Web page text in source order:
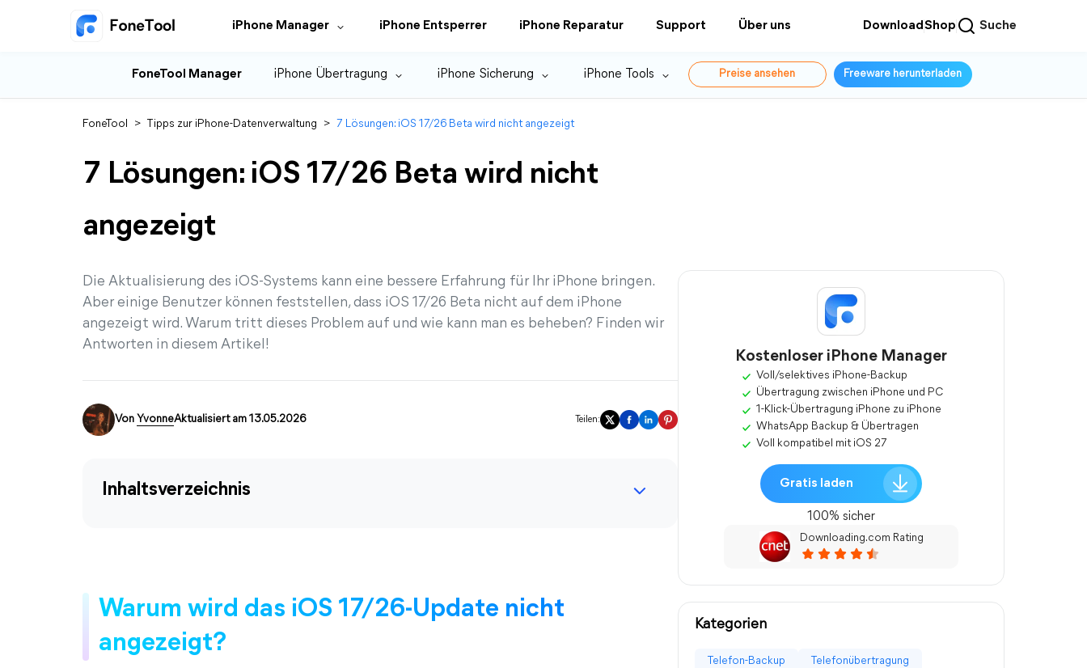
iPhone Manager iPhone Entsperrer iPhone Reparatur Support Über uns DownloadShop Suche
FoneTool Manager iPhone Übertragung iPhone Sicherung iPhone Tools Preise ansehen Freeware herunterladen
FoneTool > Tipps zur iPhone-Datenverwaltung > 7 Lösungen: iOS 17/26 Beta wird nicht angezeigt
7 Lösungen: iOS 17/26 Beta wird nicht
angezeigt
Die Aktualisierung des iOS-Systems kann eine bessere Erfahrung für Ihr iPhone bringen.
Aber einige Benutzer können feststellen, dass iOS 17/26 Beta nicht auf dem iPhone
angezeigt wird. Warum tritt dieses Problem auf und wie kann man es beheben? Finden wir
Antworten in diesem Artikel!
Von YvonneAktualisiert am 13.05.2026 Teilen:
Inhaltsverzeichnis
Warum wird das iOS 17/26-Update nicht
angezeigt?
Kostenloser iPhone Manager
Voll/selektives iPhone-Backup
Übertragung zwischen iPhone und PC
1-Klick-Übertragung iPhone zu iPhone
WhatsApp Backup & Übertragen
Voll kompatibel mit iOS 27
Gratis laden
100% sicher
Downloading.com Rating
Kategorien
Telefon-Backup Telefonübertragung